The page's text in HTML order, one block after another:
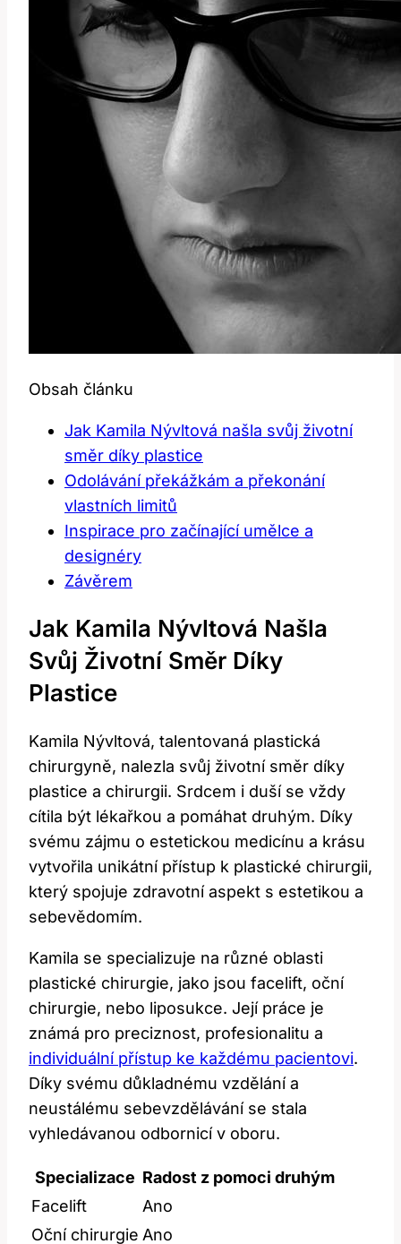
Obsah článku
Jak Kamila Nývltová našla svůj životní
směr díky plastice
Odolávání překážkám a překonání
vlastních limitů
Inspirace pro začínající umělce a
designéry
Závěrem
Jak Kamila Nývltová Našla
Svůj Životní Směr Díky
Plastice
Kamila Nývltová, talentovaná plastická
chirurgyně, nalezla svůj životní směr díky
plastice a chirurgii. Srdcem i duší se vždy
cítila být lékařkou a pomáhat druhým. Díky
svému zájmu o estetickou medicínu a krásu
vytvořila unikátní přístup k plastické chirurgii,
který spojuje zdravotní aspekt s estetikou a
sebevědomím.
Kamila se specializuje na různé oblasti
plastické chirurgie, jako jsou facelift, oční
chirurgie, nebo liposukce. Její práce je
známá pro preciznost, profesionalitu a
individuální přístup ke každému pacientovi.
Díky svému důkladnému vzdělání a
neustálému sebevzdělávání se stala
vyhledávanou odbornicí v oboru.
Specializace Radost z pomoci druhým
Facelift
Ano
Oční chirurgie Ano